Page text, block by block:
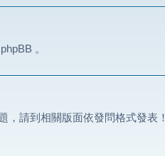
。
，請到相關版面依發問格式發表！